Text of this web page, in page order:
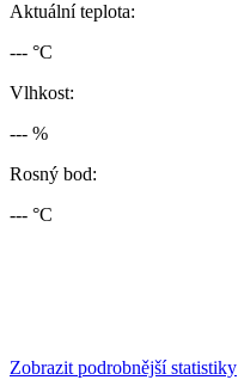
Aktuální teplota:
--- °C
Vlhkost:
--- %
Rosný bod:
--- °C
Zobrazit podrobnější statistiky